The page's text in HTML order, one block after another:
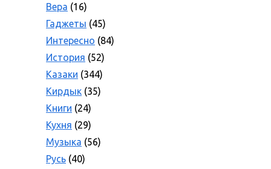
Вера (16)
Гаджеты (45)
Интересно (84)
История (52)
Казаки (344)
Кирдык (35)
Книги (24)
Кухня (29)
Музыка (56)
Русь (40)